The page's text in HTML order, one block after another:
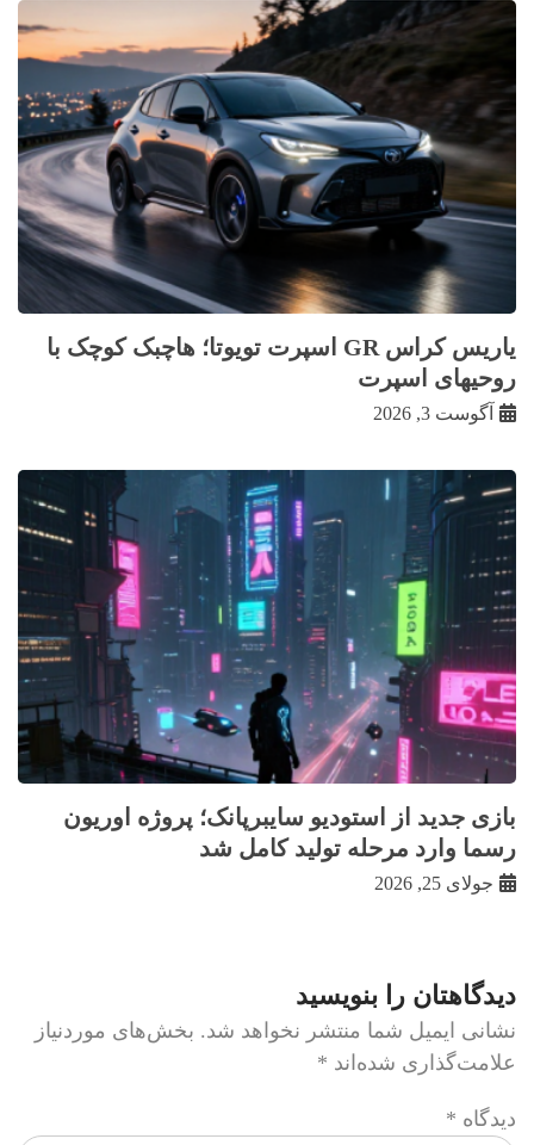
یاریس کراس GR اسپرت تویوتا؛ هاچبک کوچک با
روحیهای اسپرت
آگوست 3, 2026
بازی جدید از استودیو سایبرپانک؛ پروژه اوریون
رسما وارد مرحله تولید کامل شد
جولای 25, 2026
دیدگاهتان را بنویسید
نشانی ایمیل شما منتشر نخواهد شد. بخش‌های موردنیاز
علامت‌گذاری شده‌اند *
دیدگاه *